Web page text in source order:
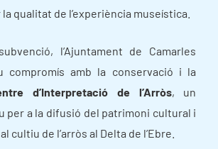
qualitat de l’experiència museística.
l’Ajuntament de Camarles
compromís amb la conservació i la
d’Interpretació de l’Arròs, un
per a la difusió del patrimoni cultural i
cultiu de l’arròs al Delta de l’Ebre.